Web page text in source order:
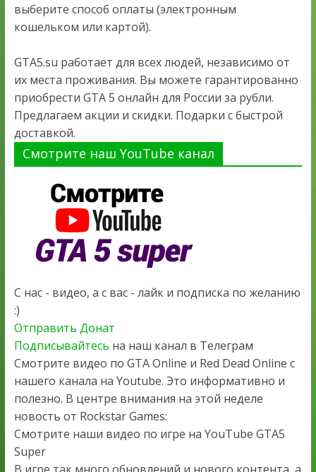
выберите способ оплаты (электронным
кошельком или картой).
GTA5.su работает для всех людей, независимо от
их места проживания. Вы можете гарантированно
приобрести GTA 5 онлайн для России за рубли.
Предлагаем акции и скидки. Подарки с быстрой
доставкой.
Смотрите наш YouTube канал
С нас - видео, а с вас - лайк и подписка по желанию
:)
Отправить Донат
Подписывайтесь на наш канал в Телеграм
Смотрите видео по GTA Online и Red Dead Online с
нашего канала на Youtube. Это информативно и
полезно. В центре внимания на этой неделе
новость от Rockstar Games:
Смотрите наши видео по игре на YouTube GTA5
Super